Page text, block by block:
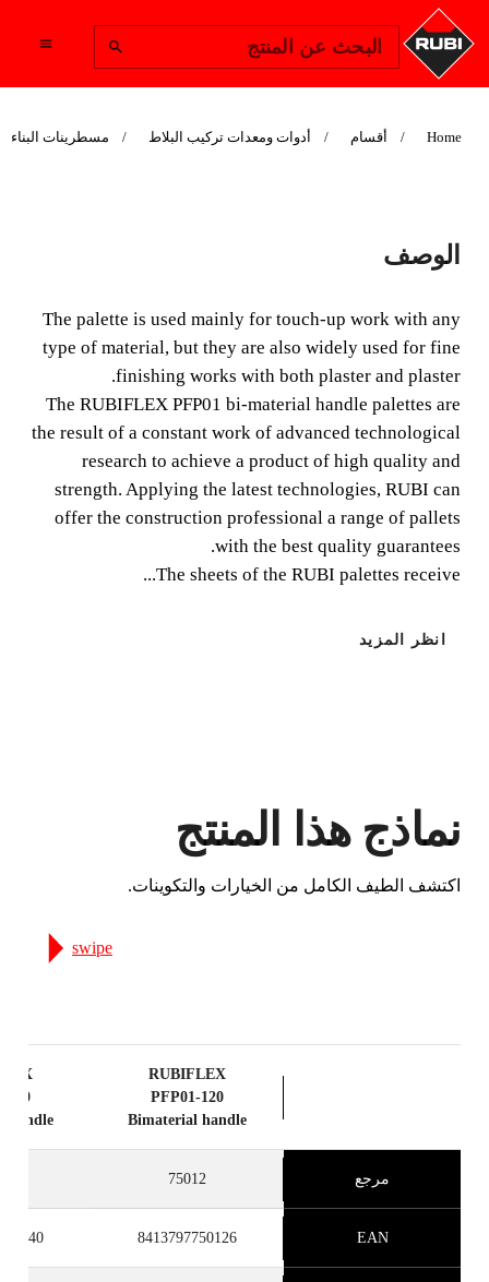
البحث عن المنتج
Home أقسام أدوات ومعدات تركيب البلاط مسطرينات البناء
PFP01
any type of material, but are also widely used for fine
finish work both with gypsum and plaster.
الوصف
The palette is used mainly for touch-up work with any
type of material, but they are also widely used for fine
finishing works with both plaster and plaster.
The RUBIFLEX PFP01 bi-material handle palettes are
the result of a constant work of advanced technological
research to achieve a product of high quality and
strength. Applying the latest technologies, RUBI can
offer the construction professional a range of pallets
with the best quality guarantees.
The sheets of the RUBI palettes receive...
انظر المزيد
نماذج هذا المنتج
اكتشف الطيف الكامل من الخيارات والتكوينات.
swipe
RUBIFLEX
PFP01-120
Bimaterial handle
140
handle
مرجع 75012
EAN
8413797750126